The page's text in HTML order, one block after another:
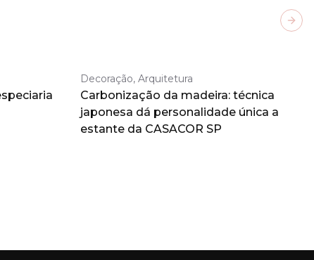
Decoração, Arquitetura
Carbonização da madeira: técnica
japonesa dá personalidade única a
estante da CASACOR SP